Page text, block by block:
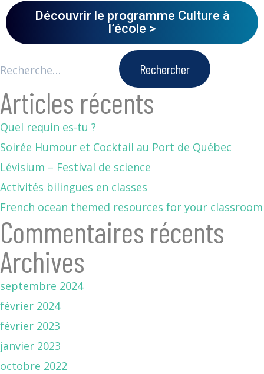
Découvrir le programme Culture à
l’école >
Articles récents
Quel requin es-tu ?
Soirée Humour et Cocktail au Port de Québec
Lévisium – Festival de science
Activités bilingues en classes
French ocean themed resources for your classroom
Commentaires récents
Archives
septembre 2024
février 2024
février 2023
janvier 2023
octobre 2022